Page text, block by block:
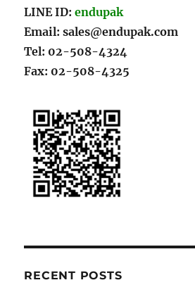
LINE ID:endupak
Email: sales@endupak.com
Tel: 02-508-4324
Fax: 02-508-4325
RECENT POSTS